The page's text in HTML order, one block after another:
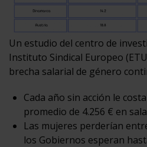
Un estudio del centro de
Instituto Sindical Europeo
brecha salarial de género
Cada año sin acción le
promedio de 4.256 € en
Las mujeres perderían
los Gobiernos esperan